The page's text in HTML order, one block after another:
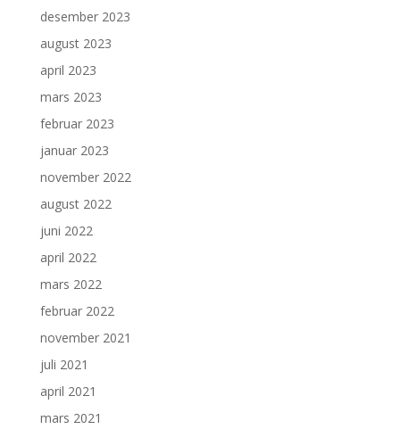
desember 2023
august 2023
april 2023
mars 2023
februar 2023
januar 2023
november 2022
august 2022
juni 2022
april 2022
mars 2022
februar 2022
november 2021
juli 2021
april 2021
mars 2021